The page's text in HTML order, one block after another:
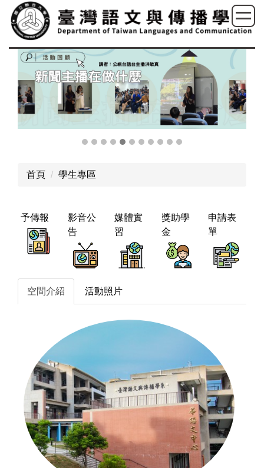
跳
到
要
首頁 學生專區
予傳報
影音公
告
媒體實
習
獎助學
金
申請表
單
空間介紹 活動照片